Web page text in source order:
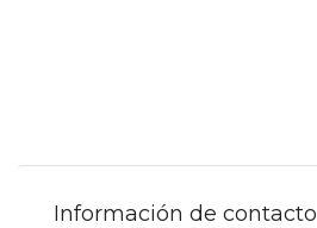
Información de contacto